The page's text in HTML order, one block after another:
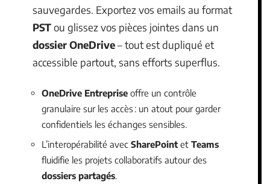
sauvegardes. Exportez vos emails au format
PSTou glissez vos pièces jointes dans un
dossier OneDrive– tout est dupliqué et
accessible partout, sans efforts superflus.
OneDrive Entreprise offre un contrôle
granulaire sur les accès : un atout pour garder
confidentiels les échanges sensibles.
L’interopérabilité avec SharePoint et Teams
fluidifie les projets collaboratifs autour des
dossiers partagés.